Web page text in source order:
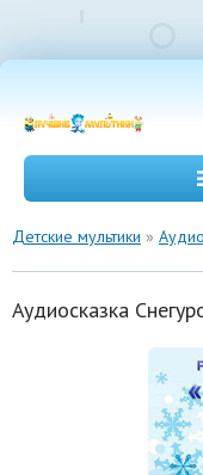
Детские мультики »
Аудиосказка